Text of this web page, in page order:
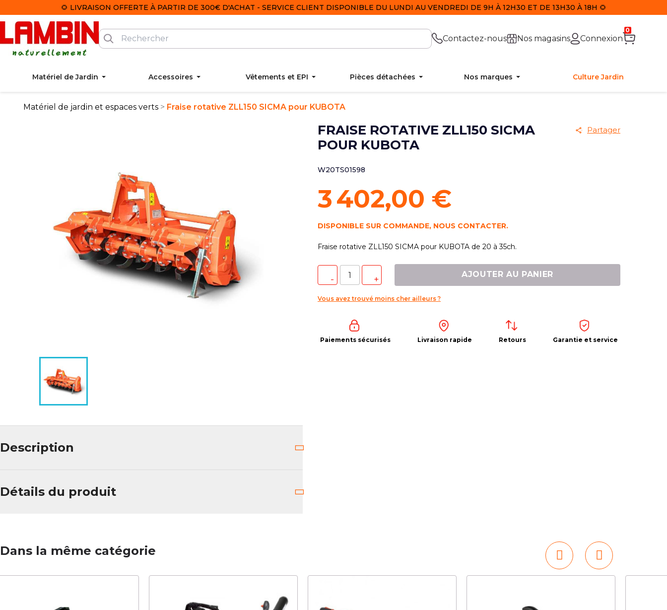
🌻 LIVRAISON OFFERTE À PARTIR DE 300€ D'ACHAT - SERVICE CLIENT DISPONIBLE DU LUNDI AU VENDREDI DE 9H À 12H30 ET DE 13H30 À 18H 🌻
Contactez-nous Nos magasins Connexion
0
Matériel de Jardin Accessoires Vêtements et EPI Pièces détachées Nos marques Culture Jardin
Matériel de jardin et espaces verts Fraise rotative ZLL150 SICMA pour KUBOTA
FRAISE ROTATIVE ZLL150 SICMA
POUR KUBOTA
Partager
W20TS01598
3 402,00 €
DISPONIBLE SUR COMMANDE, NOUS CONTACTER.
Fraise rotative ZLL150 SICMA pour KUBOTA de 20 à 35ch.
AJOUTER AU PANIER
Vous avez trouvé moins cher ailleurs ?
Paiements sécurisés Livraison rapide Retours Garantie et service
Description
Détails du produit
Dans la même catégorie